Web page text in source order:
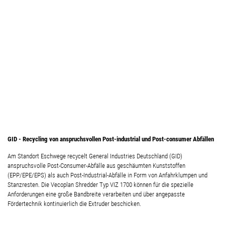
GID - Recycling von anspruchsvollen Post-industrial und Post-consumer Abfällen
Am Standort Eschwege recycelt General Industries Deutschland (GID)
anspruchsvolle Post-Consumer-Abfälle aus geschäumten Kunststoffen
(EPP/EPE/EPS) als auch Post-Industrial-Abfälle in Form von Anfahrklumpen und
Stanzresten. Die Vecoplan Shredder Typ VIZ 1700 können für die spezielle
Anforderungen eine große Bandbreite verarbeiten und über angepasste
Fördertechnik kontinuierlich die Extruder beschicken.